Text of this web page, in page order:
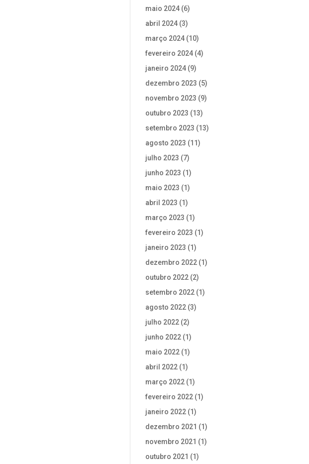
maio 2024 (6)
abril 2024 (3)
março 2024 (10)
fevereiro 2024 (4)
janeiro 2024 (9)
dezembro 2023 (5)
novembro 2023 (9)
outubro 2023 (13)
setembro 2023 (13)
agosto 2023 (11)
julho 2023 (7)
junho 2023 (1)
maio 2023 (1)
abril 2023 (1)
março 2023 (1)
fevereiro 2023 (1)
janeiro 2023 (1)
dezembro 2022 (1)
outubro 2022 (2)
setembro 2022 (1)
agosto 2022 (3)
julho 2022 (2)
junho 2022 (1)
maio 2022 (1)
abril 2022 (1)
março 2022 (1)
fevereiro 2022 (1)
janeiro 2022 (1)
dezembro 2021 (1)
novembro 2021 (1)
outubro 2021 (1)